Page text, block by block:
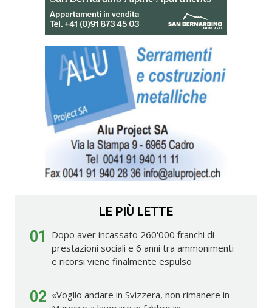
LE PIÙ LETTE
01
Dopo aver incassato 260'000 franchi di
prestazioni sociali e 6 anni tra ammonimenti
e ricorsi viene finalmente espulso
02 «Voglio andare in Svizzera, non rimanere in